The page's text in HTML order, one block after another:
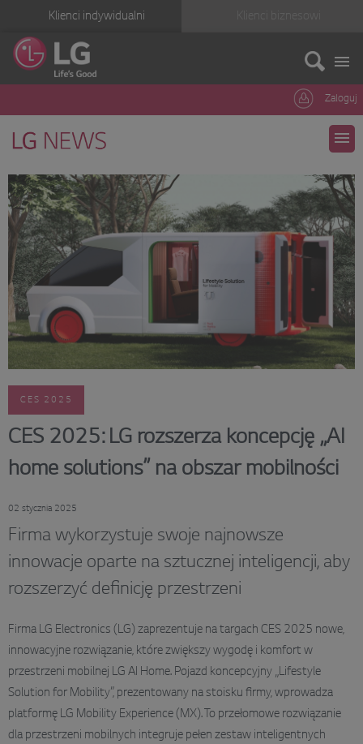
Klienci indywidualni
Zaloguj
CES 2025
CES 2025: LG rozszerza koncepcję „AI
home solutions” na obszar mobilności
02 stycznia 2025
Firma wykorzystuje swoje najnowsze
innowacje oparte na sztucznej inteligencji, aby
rozszerzyć definicję przestrzeni
Firma LG Electronics (LG) zaprezentuje na targach CES 2025 nowe,
innowacyjne rozwiązanie, które zwiększy wygodę i komfort w
przestrzeni mobilnej LG AI Home. Pojazd koncepcyjny „Lifestyle
Solution for Mobility”, prezentowany na stoisku firmy, wprowadza
platformę LG Mobility Experience (MX). To przełomowe rozwiązanie
dla przestrzeni mobilnych integruje pełen zestaw inteligentnych